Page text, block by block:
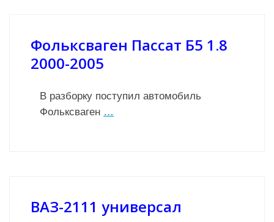
Фольксваген Пассат Б5 1.8
2000-2005
В разборку поступил автомобиль
Фольксваген …
ВАЗ-2111 универсал